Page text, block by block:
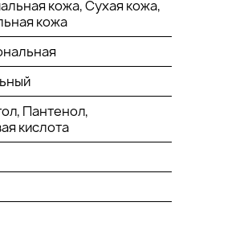
кожа, Сухая кожа,
кожа
Пантенол,
кислота